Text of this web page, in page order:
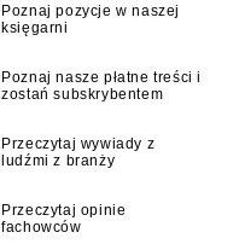
Poznaj pozycje w naszej
księgarni
Poznaj nasze płatne treści i
zostań subskrybentem
Przeczytaj wywiady z
ludźmi z branży
Przeczytaj opinie
fachowców